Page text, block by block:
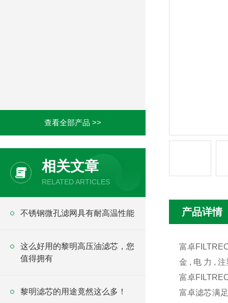
查看全部产品 >>
相关文章
RELATED ARTICLES
不锈钢微孔滤网具有耐高温性能
这么好用的黎明高压油滤芯，您
值得拥有
黎明滤芯的用途竟然这么多！
产品详情
富卓
金 , 电 力 ,
富卓
富卓滤芯满